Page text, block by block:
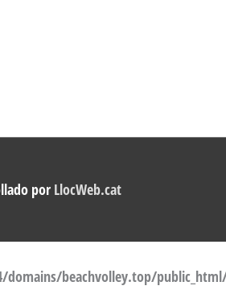
por LlocWeb.cat
domains/beachvolley.top/